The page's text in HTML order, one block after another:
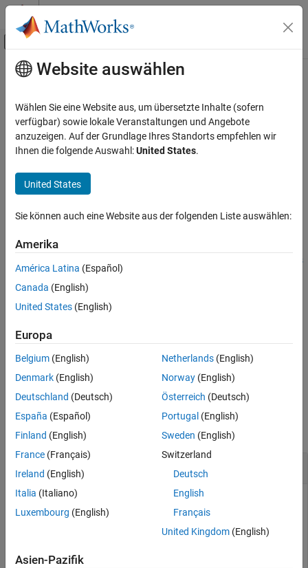
Weiter zum Inhalt
Umschaltung für Off-Canvas-
Startseite der Dokumentation
MATLAB Coder
MATLAB Coder Supported Hardware
MATLAB Coder Support Package for NVIDIA
Deployment
openShell
Syntax
Description
Examples
Input Arguments
See Also
Hauptinhalt
openShell
Open terminal on host computer to use aLinuxshell on
hardware
Syntax
Description
Add-On Required:
Support Package for NVIDIA Jetson and NVIDIA DRIVE Platforms
add-on.
openShell( hwObj)opens an SSH terminal on your host computer
the NVIDIA
name and password.
example
Examples
collapse all
Change Passwords Using an SSH Terminal
You can use an encrypted SSH terminal session to change the
password on your NVIDIA Jetson™ board.
Website auswählen
Wählen Sie eine Website aus, um übersetzte Inhalte (sofern
verfügbar) sowie lokale Veranstaltungen und Angebote
anzuzeigen. Auf der Grundlage Ihres Standorts empfehlen wir
Ihnen die folgende Auswahl:United States.
United States
Sie können auch eine Website aus der folgenden Liste auswählen:
Amerika
América Latina (Español)
Canada (English)
United States (English)
Europa
Belgium (English)
Denmark (English)
Deutschland (Deutsch)
España (Español)
Finland (English)
France (Français)
Ireland (English)
Italia (Italiano)
Luxembourg (English)
Netherlands(English)
Norway(English)
Österreich (Deutsch)
Portugal (English)
Sweden (English)
Switzerland
Deutsch
English
Français
United Kingdom(English)
Asien-Pazifik